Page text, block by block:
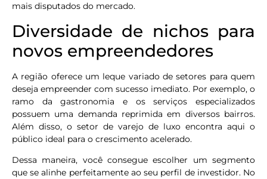
mais disputados do mercado.
Diversidade de nichos para
novos empreendedores
A região oferece um leque variado de setores para quem
deseja empreender com sucesso imediato. Por exemplo, o
ramo da gastronomia e os serviços especializados
possuem uma demanda reprimida em diversos bairros.
Além disso, o setor de varejo de luxo encontra aqui o
público ideal para o crescimento acelerado.
Dessa maneira, você consegue escolher um segmento
que se alinhe perfeitamente ao seu perfil de investidor. No